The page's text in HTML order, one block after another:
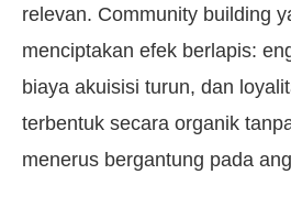
relevan. Community building
menciptakan efek berlapis:
biaya akuisisi turun, dan
terbentuk secara organik
menerus bergantung pada